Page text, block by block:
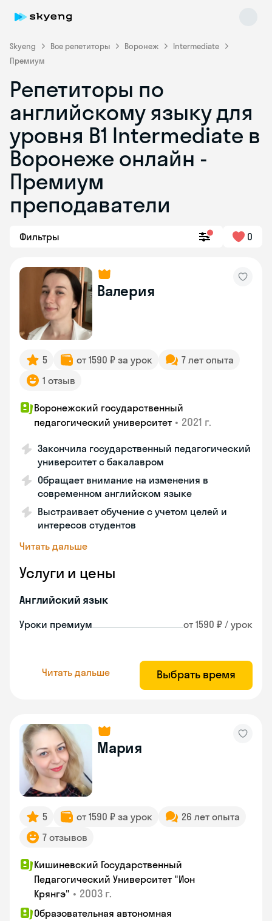
Skyeng Все репетиторы Воронеж
Intermediate
Премиум
Репетиторы по
английскому языку для
уровня B1 Intermediate в
Воронеже онлайн -
Премиум
преподаватели
Фильтры 0
Валерия
5 от 1590 ₽ за урок
7 лет опыта
1 отзыв
Воронежский государственный
педагогический университет • 2021 г.
Закончила государственный педагогический
университет с бакалавром
Обращает внимание на изменения в
современном английском языке
Выстраивает обучение с учетом целей и
интересов студентов
Читать дальше
Услуги и цены
Английский язык
Уроки премиум от 1590 ₽ / урок
Читать дальше Выбрать время
Мария
5 от 1590 ₽ за урок
26 лет опыта
7 отзывов
Кишиневский Государственный
Педагогический Университет "Ион
Крянгэ" • 2003 г.
Образовательная автономная
Skyeng Chat